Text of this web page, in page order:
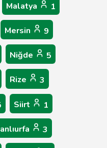
Malatya 1
Mersin 9
Niğde 5
Rize 3
Siirt 1
3